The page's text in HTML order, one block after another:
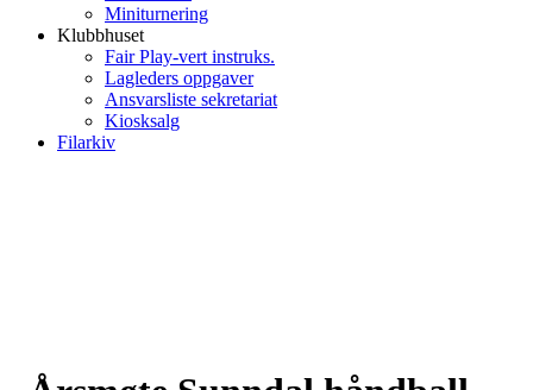
Miniturnering
Klubbhuset
Fair Play-vert instruks.
Lagleders oppgaver
Ansvarsliste sekretariat
Kiosksalg
Filarkiv